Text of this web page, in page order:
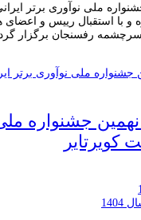
ملی نوآوری برتر
و با استقبال رییس و
رفسنجان برگزار
جشنواره
کویرتایر